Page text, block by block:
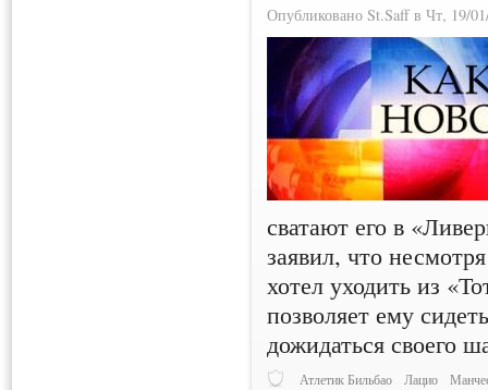
Опубликовано St.Saff в Чт, 19/
сватают его в
заявил, что
хотел уходить из
позволяет ему
дожидаться своего
Атлетик Бильбао Лацио